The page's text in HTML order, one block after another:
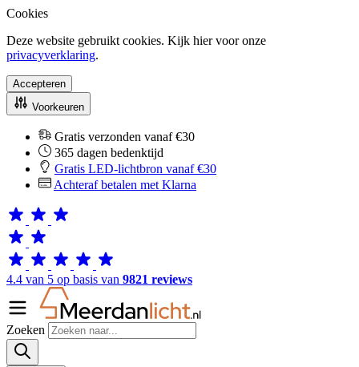
Cookies
Deze website gebruikt cookies. Kijk hier voor onze
privacyverklaring.
Accepteren
Voorkeuren
Gratis verzonden vanaf €30
365 dagen bedenktijd
Gratis LED-lichtbron vanaf €30
Achteraf betalen met Klarna
4.4 van 5 op basis van 9821 reviews
Zoeken